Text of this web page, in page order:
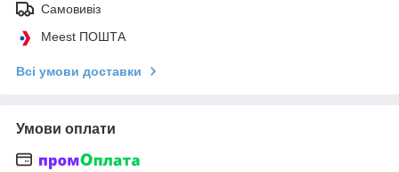
Самовивіз
Meest ПОШТА
Всі умови доставки
Умови оплати